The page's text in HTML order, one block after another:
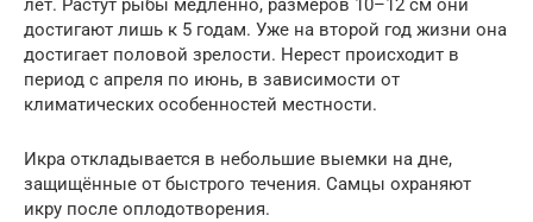
лет. Растут рыбы медленно, размеров 10–12 см они
достигают лишь к 5 годам. Уже на второй год жизни она
достигает половой зрелости. Нерест происходит в
период с апреля по июнь, в зависимости от
климатических особенностей местности.
Икра откладывается в небольшие выемки на дне,
защищённые от быстрого течения. Самцы охраняют
икру после оплодотворения.